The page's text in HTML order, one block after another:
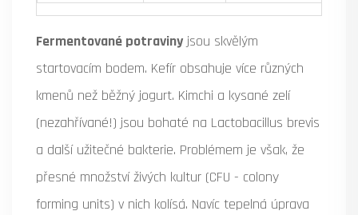
Fermentované potraviny jsou skvělým
startovacím bodem. Kefír obsahuje více různých
kmenů než běžný jogurt. Kimchi a kysané zelí
(nezahřívané!) jsou bohaté na Lactobacillus brevis
a další užitečné bakterie. Problémem je však, že
přesné množství živých kultur (CFU - colony
forming units) v nich kolísá. Navíc tepelná úprava